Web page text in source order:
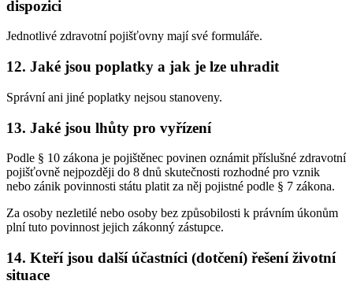
dispozici
Jednotlivé zdravotní pojišťovny mají své formuláře.
12. Jaké jsou poplatky a jak je lze uhradit
Správní ani jiné poplatky nejsou stanoveny.
13. Jaké jsou lhůty pro vyřízení
Podle § 10 zákona je pojištěnec povinen oznámit příslušné zdravotní
pojišťovně nejpozději do 8 dnů skutečnosti rozhodné pro vznik
nebo zánik povinnosti státu platit za něj pojistné podle § 7 zákona.
Za osoby nezletilé nebo osoby bez způsobilosti k právním úkonům
plní tuto povinnost jejich zákonný zástupce.
14. Kteří jsou další účastníci (dotčení) řešení životní
situace